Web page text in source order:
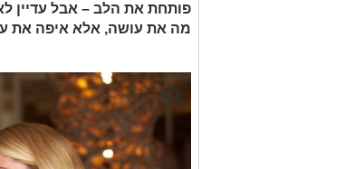
פותחת את הלב – אבל עדיין
מה את עושה, אלא איפה את